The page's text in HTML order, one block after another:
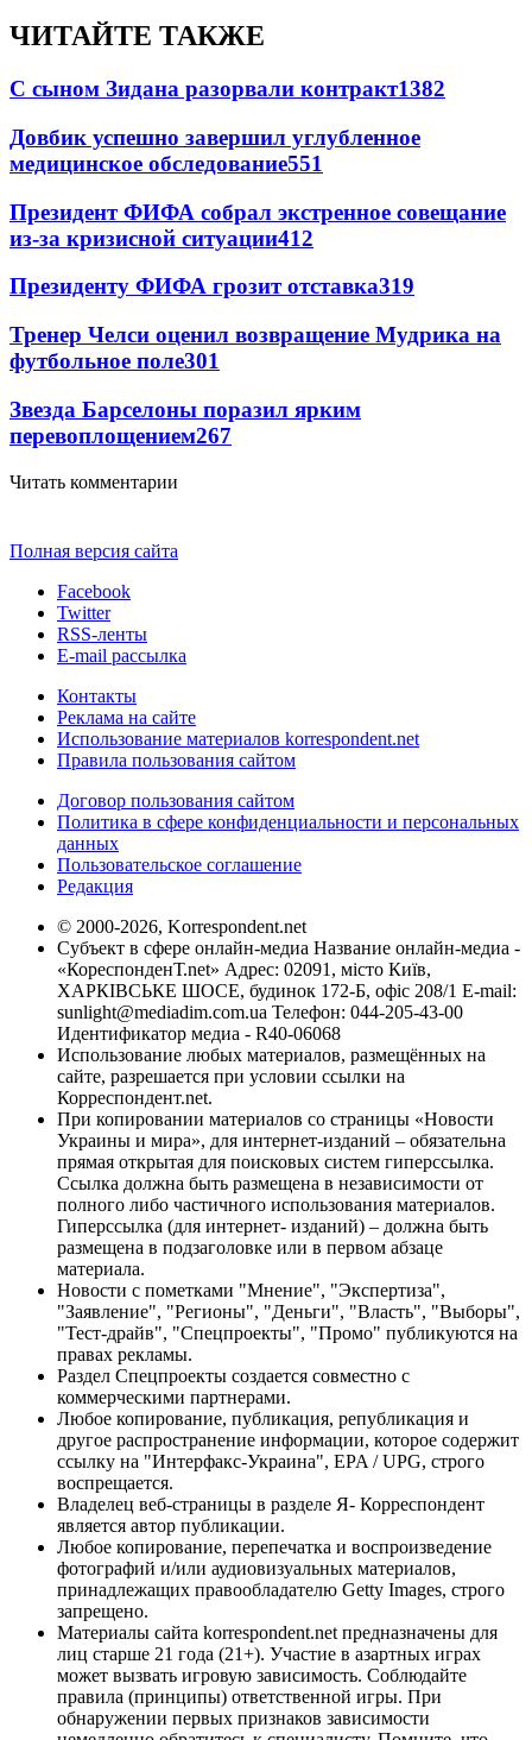
ЧИТАЙТЕ ТАКЖЕ
С сыном Зидана разорвали контракт1382
Довбик успешно завершил углубленное
медицинское обследование551
Президент ФИФА собрал экстренное совещание
из-за кризисной ситуации412
Президенту ФИФА грозит отставка319
Тренер Челси оценил возвращение Мудрика на
футбольное поле301
Звезда Барселоны поразил ярким
перевоплощением267
Читать комментарии
Полная версия сайта
Facebook
Twitter
RSS-ленты
E-mail рассылка
Контакты
Реклама на сайте
Использование материалов korrespondent.net
Правила пользования сайтом
Договор пользования сайтом
Политика в сфере конфиденциальности и персональных
данных
Пользовательское соглашение
Редакция
© 2000-2026, Korrespondent.net
Субъект в сфере онлайн-медиа Название онлайн-медиа -
«КореспонденТ.net» Адрес: 02091, місто Київ,
ХАРКІВСЬКЕ ШОСЕ, будинок 172-Б, офіс 208/1 E-mail:
sunlight@mediadim.com.ua Телефон: 044-205-43-00
Идентификатор медиа - R40-06068
Использование любых материалов, размещённых на
сайте, разрешается при условии ссылки на
Корреспондент.net.
При копировании материалов со страницы «Новости
Украины и мира», для интернет-изданий – обязательна
прямая открытая для поисковых систем гиперссылка.
Ссылка должна быть размещена в независимости от
полного либо частичного использования материалов.
Гиперссылка (для интернет- изданий) – должна быть
размещена в подзаголовке или в первом абзаце
материала.
Новости с пометками "Мнение", "Экспертиза",
"Заявление", "Регионы", "Деньги", "Власть", "Выборы",
"Тест-драйв", "Спецпроекты", "Промо" публикуются на
правах рекламы.
Раздел Спецпроекты создается совместно с
коммерческими партнерами.
Любое копирование, публикация, републикация и
другое распространение информации, которое содержит
ссылку на "Интерфакс-Украина", EPA / UPG, строго
воспрещается.
Владелец веб-страницы в разделе Я- Корреспондент
является автор публикации.
Любое копирование, перепечатка и воспроизведение
фотографий и/или аудиовизуальных материалов,
принадлежащих правообладателю Getty Images, строго
запрещено.
Материалы сайта korrespondent.net предназначены для
лиц старше 21 года (21+). Участие в азартных играх
может вызвать игровую зависимость. Соблюдайте
правила (принципы) ответственной игры. При
обнаружении первых признаков зависимости